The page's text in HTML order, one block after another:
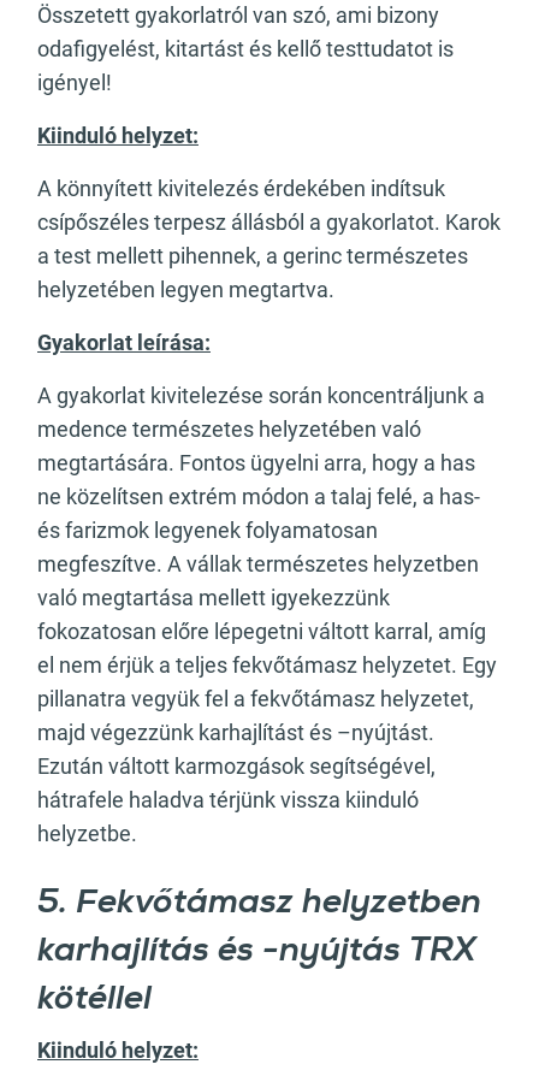
Összetett gyakorlatról van szó, ami bizony
odafigyelést, kitartást és kellő testtudatot is
igényel!
Kiinduló helyzet:
A könnyített kivitelezés érdekében indítsuk
csípőszéles terpesz állásból a gyakorlatot. Karok
a test mellett pihennek, a gerinc természetes
helyzetében legyen megtartva.
Gyakorlat leírása:
A gyakorlat kivitelezése során koncentráljunk a
medence természetes helyzetében való
megtartására. Fontos ügyelni arra, hogy a has
ne közelítsen extrém módon a talaj felé, a has-
és farizmok legyenek folyamatosan
megfeszítve. A vállak természetes helyzetben
való megtartása mellett igyekezzünk
fokozatosan előre lépegetni váltott karral, amíg
el nem érjük a teljes fekvőtámasz helyzetet. Egy
pillanatra vegyük fel a fekvőtámasz helyzetet,
majd végezzünk karhajlítást és –nyújtást.
Ezután váltott karmozgások segítségével,
hátrafele haladva térjünk vissza kiinduló
helyzetbe.
5. Fekvőtámasz helyzetben
karhajlítás és -nyújtás TRX
kötéllel
Kiinduló helyzet: